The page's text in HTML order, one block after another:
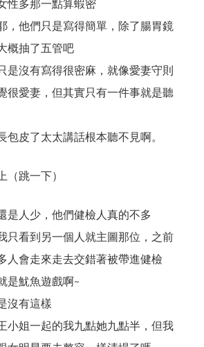
性多那一點算蝦密
，他們只是寫得簡單，除了腸胃鏡
概抽了五管吧
是沒有寫得很密麻，就像愛妻守則
很愛妻，但其實只有一件事就是聽
包皮了太太講話根本聽不見啊。
（跳一下）
是人少，他們健檢人真的不多
只看到另一個人就主圖那位，之前
人會走來走去交錯著被帶進健檢
是魷魚遊戲啊~
沒有這樣
小姐一起的我九點她九點半，但我